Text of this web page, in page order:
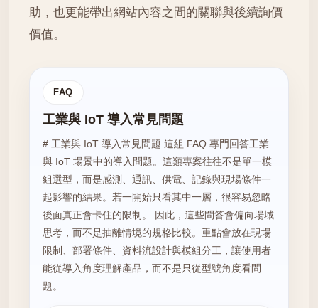
助，也更能帶出網站內容之間的關聯與後續詢價
價值。
FAQ
工業與 IoT 導入常見問題
# 工業與 IoT 導入常見問題 這組 FAQ 專門回答工業
與 IoT 場景中的導入問題。這類專案往往不是單一模
組選型，而是感測、通訊、供電、記錄與現場條件一
起影響的結果。若一開始只看其中一層，很容易忽略
後面真正會卡住的限制。 因此，這些問答會偏向場域
思考，而不是抽離情境的規格比較。重點會放在現場
限制、部署條件、資料流設計與模組分工，讓使用者
能從導入角度理解產品，而不是只從型號角度看問
題。